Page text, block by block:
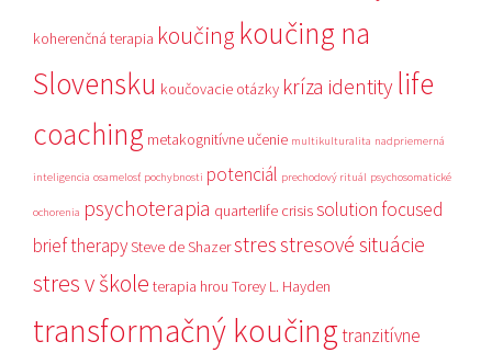
koherenčná terapia koučing koučing na
Slovensku koučovacie otázky kríza identity life
coaching metakognitívne učenie multikulturalita nadpriemerná
inteligencia osamelosť pochybnosti potenciál prechodový rituál psychosomatické
ochorenia psychoterapia quarterlife crisissolution focused
brief therapySteve de Shazerstresstresové situácie
stres v škole terapia hrou Torey L. Hayden
transformačný koučingtranzitívne